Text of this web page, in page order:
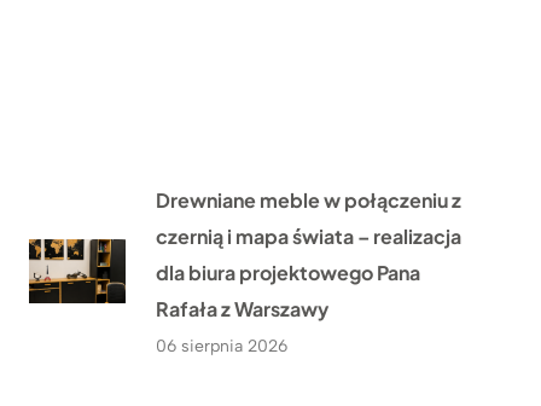
Drewniane meble w połączeniu z
czernią i mapa świata – realizacja
dla biura projektowego Pana
Rafała z Warszawy
06 sierpnia 2026